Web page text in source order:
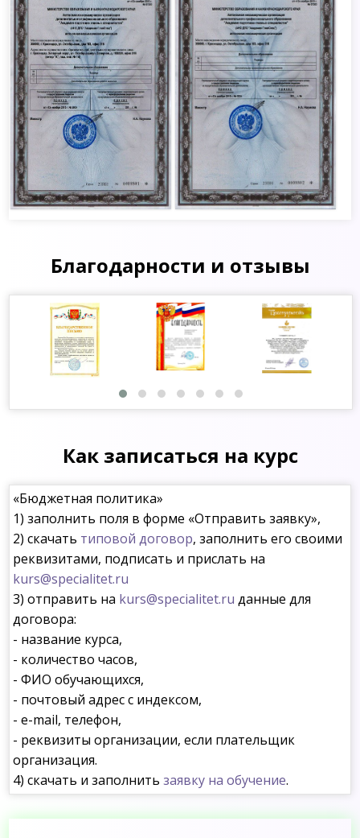
Благодарности и отзывы
Как записаться на курс
«Бюджетная политика»
1) заполнить поля в форме «Отправить заявку»,
2) скачать типовой договор, заполнить его своими
реквизитами, подписать и прислать на
kurs@specialitet.ru
3) отправить на kurs@specialitet.ru данные для
договора:
- название курса,
- количество часов,
- ФИО обучающихся,
- почтовый адрес с индексом,
- e-mail, телефон,
- реквизиты организации, если плательщик
организация.
4) скачать и заполнитьзаявку на обучение.